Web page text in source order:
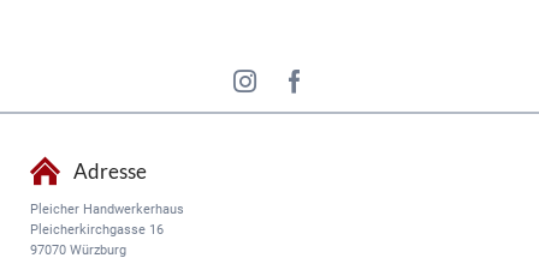
Adresse
Pleicher Handwerkerhaus
Pleicherkirchgasse 16
97070 Würzburg